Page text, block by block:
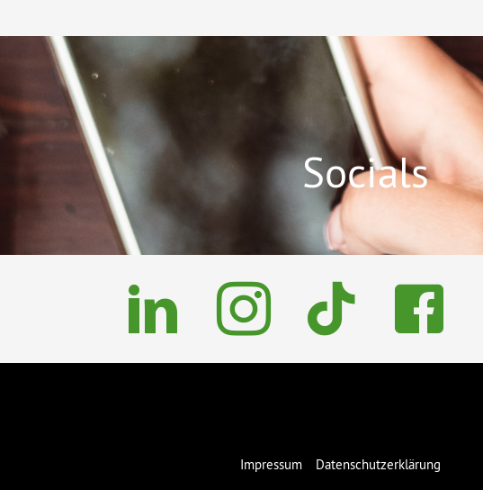
Socials
Impressum Datenschutzerklärung